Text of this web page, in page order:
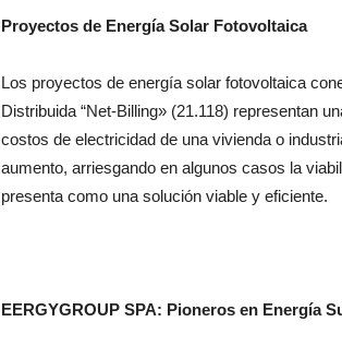
Proyectos de Energía Solar Fotovoltaica
Los proyectos de energía solar fotovoltaica
Distribuida “Net-Billing» (21.118) representan
costos de electricidad de una vivienda o
aumento, arriesgando en algunos casos la
presenta como una solución viable y eficiente.
EERGYGROUP SPA: Pioneros en Energía